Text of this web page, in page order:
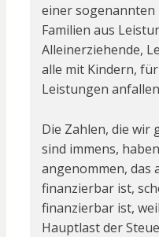
einer sogenannten
Familien aus
Alleinerziehende,
alle mit Kindern,
Leistungen
Die Zahlen, die wir
sind immens,
angenommen, das
finanzierbar ist,
finanzierbar ist,
Hauptlast der